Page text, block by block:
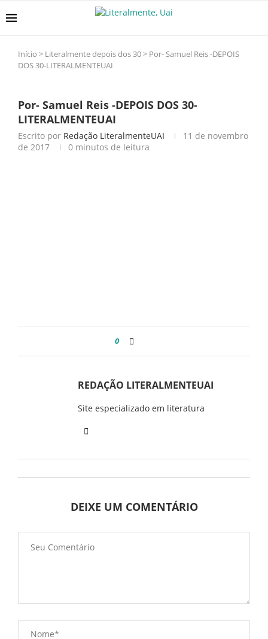
Início > Literalmente depois dos 30> Por- Samuel Reis -DEPOIS
DOS 30-LITERALMENTEUAI
Por- Samuel Reis -DEPOIS DOS 30-
LITERALMENTEUAI
Escrito por Redação LiteralmenteUAI
11 de novembro
de 2017
0 minutos de leitura
0
REDAÇÃO LITERALMENTEUAI
Site especializado em literatura
DEIXE UM COMENTÁRIO